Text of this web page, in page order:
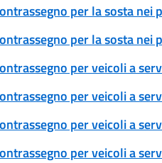
per la sosta nei
per la sosta nei
per veicoli a
per veicoli a
per veicoli a
per veicoli a